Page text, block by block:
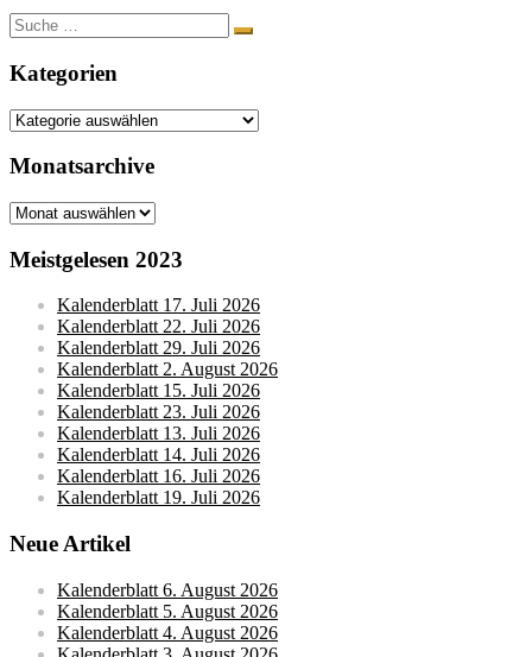
Suche
nach:
Kategorien
Kategorien
Monatsarchive
Monatsarchive
Meistgelesen 2023
Kalenderblatt 17. Juli 2026
Kalenderblatt 22. Juli 2026
Kalenderblatt 29. Juli 2026
Kalenderblatt 2. August 2026
Kalenderblatt 15. Juli 2026
Kalenderblatt 23. Juli 2026
Kalenderblatt 13. Juli 2026
Kalenderblatt 14. Juli 2026
Kalenderblatt 16. Juli 2026
Kalenderblatt 19. Juli 2026
Neue Artikel
Kalenderblatt 6. August 2026
Kalenderblatt 5. August 2026
Kalenderblatt 4. August 2026